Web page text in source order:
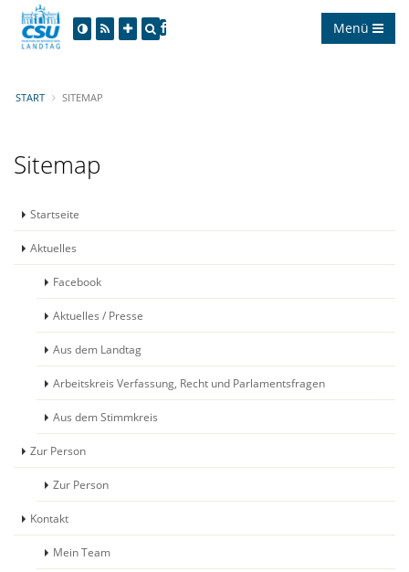
Menü
START SITEMAP
Sitemap
Startseite
Aktuelles
Facebook
Aktuelles / Presse
Aus dem Landtag
Arbeitskreis Verfassung, Recht und Parlamentsfragen
Aus dem Stimmkreis
Zur Person
Zur Person
Kontakt
Mein Team